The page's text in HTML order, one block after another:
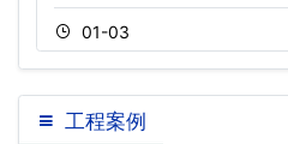
01-03
工程案例